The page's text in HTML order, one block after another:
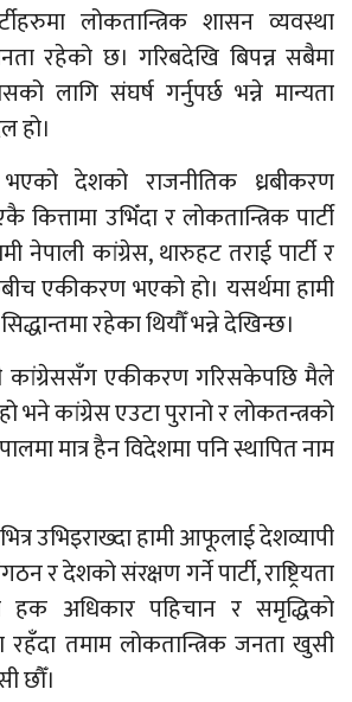
लोकतान्त्रिक शासन व्यवस्था
रहेको छ। गरिबदेखि बिपन्न सबैमा
लागि संघर्ष गर्नुपर्छ भन्ने मान्यता
हो।
देशको राजनीतिक ध्रबीकरण
कित्तामा उभिँदा र लोकतान्त्रिक पार्टी
नेपाली कांग्रेस, थारुहट तराई पार्टी र
एकीकरण भएको हो। यसर्थमा हामी
रहेका थियौँ भन्ने देखिन्छ।
कांग्रेससँग एकीकरण गरिसकेपछि मैले
भने कांग्रेस एउटा पुरानो र लोकतन्त्रको
मात्र हैन विदेशमा पनि स्थापित नाम
उभिइराख्दा हामी आफूलाई देशव्यापी
र देशको संरक्षण गर्ने पार्टी, राष्ट्रियता
हक अधिकार पहिचान र समृद्धिको
रहँदा तमाम लोकतान्त्रिक जनता खुसी
छौँ।